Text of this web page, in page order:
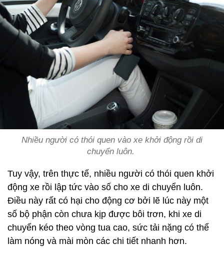
Nhiều người có thói quen vào xe khởi động rồi di
chuyển luôn.
Tuy vậy, trên thực tế, nhiều người có thói quen khởi
động xe rồi lập tức vào số cho xe di chuyển luôn.
Điều này rất có hại cho động cơ bởi lẽ lúc này một
số bộ phận còn chưa kịp được bôi trơn, khi xe di
chuyển kéo theo vòng tua cao, sức tải nặng có thể
làm nóng và mài mòn các chi tiết nhanh hơn.